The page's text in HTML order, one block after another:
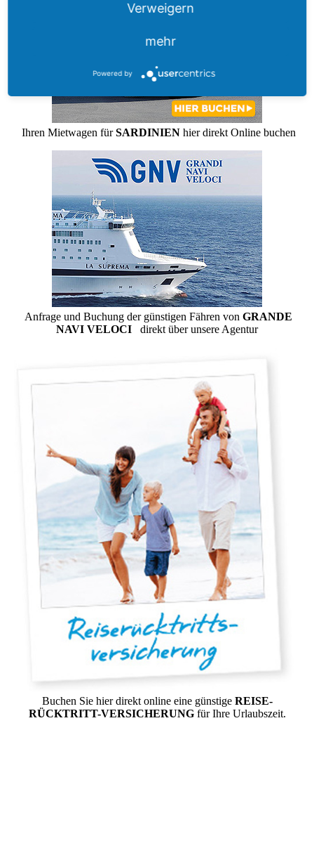
Ihren Mietwagen fürSARDINIENhier direkt Online buchen
Anfrage und Buchung der günstigen Fähren von GRANDE
NAVI VELOCI direkt über unsere Agentur
Buchen Sie hier direkt online eine günstige REISE-
RÜCKTRITT-VERSICHERUNGfür Ihre Urlaubszeit.
Verweigern
mehr
Powered by